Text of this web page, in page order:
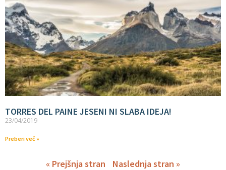
TORRES DEL PAINE JESENI NI SLABA IDEJA!
23/04/2019
Preberi več »
« Prejšnja stran Naslednja stran »